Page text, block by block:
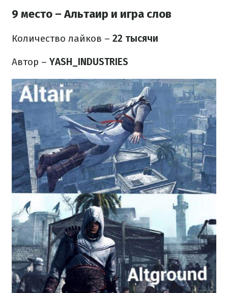
9 место – Альтаир и игра слов
Количество лайков – 22 тысячи
Автор – YASH_INDUSTRIES